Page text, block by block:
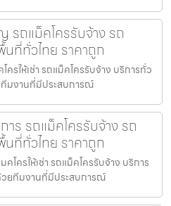
รถแม็คโครรับจ้าง รถ
นที่ทั่วไทย ราคาถูก
ครให้เช่า รถแม็คโครรับจ้าง บริการทั่ว
ทีมงานที่มีประสบการณ์
าร รถแม็คโครรับจ้าง รถ
นที่ทั่วไทย ราคาถูก
โครให้เช่า รถแม็คโครรับจ้าง บริการ
วยทีมงานที่มีประสบการณ์